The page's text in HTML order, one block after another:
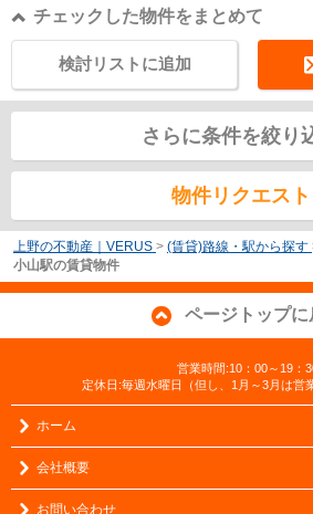
チェックした物件をまとめて
検討リストに追加
さらに条件を絞り
物件リクエスト
上野の不動産｜VERUS > (賃貸)路線・駅から探す
小山駅の賃貸物件
ページトップに
営業時間:10：00～19：
定休日:毎週水曜日（但し、1月～3月は営
ホーム
会社概要
お問い合わせ